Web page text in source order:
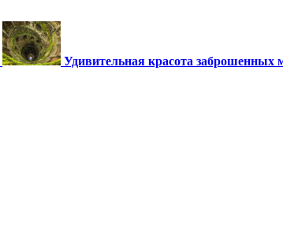
Удивительная красота заброшенных